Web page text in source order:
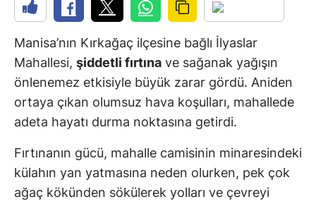
Manisa’nın Kırkağaç ilçesine bağlı İlyaslar
Mahallesi, şiddetli fırtına ve sağanak yağışın
önlenemez etkisiyle büyük zarar gördü. Aniden
ortaya çıkan olumsuz hava koşulları, mahallede
adeta hayatı durma noktasına getirdi.
Fırtınanın gücü, mahalle camisinin minaresindeki
külahın yan yatmasına neden olurken, pek çok
ağaç kökünden sökülerek yolları ve çevreyi